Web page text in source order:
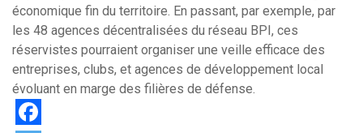
économique fin du territoire. En passant, par exemple, par
les 48 agences décentralisées du réseau BPI, ces
réservistes pourraient organiser une veille efficace des
entreprises, clubs, et agences de développement local
évoluant en marge des filières de défense.